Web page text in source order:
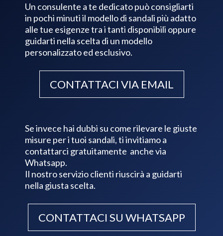
Un consulente a te dedicato può consigliarti
in pochi minuti il modello di sandali più adatto
alle tue esigenze tra i tanti disponibili oppure
guidarti nella scelta di un modello
personalizzato ed esclusivo.
CONTATTACI VIA EMAIL
Se invece hai dubbi su come rilevare le giuste
misure per i tuoi sandali, ti invitiamo a
contattarci gratuitamente anche via
Whatsapp.
Il nostro servizio clienti riuscirà a guidarti
nella giusta scelta.
CONTATTACI SU WHATSAPP